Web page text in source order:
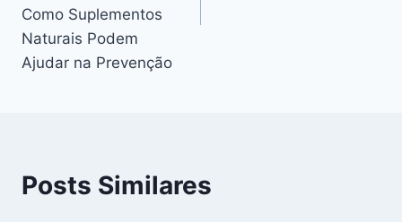
Como Suplementos
Naturais Podem
Ajudar na Prevenção
Posts Similares